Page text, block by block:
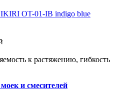
OT-01-IB indigo blue
к растяжению, гибкость
и смесителей